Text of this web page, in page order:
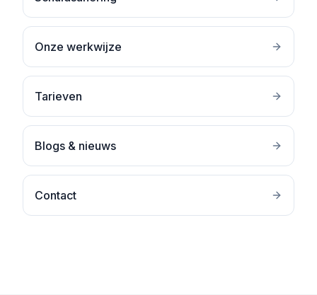
Onze werkwijze
Tarieven
Blogs & nieuws
Contact